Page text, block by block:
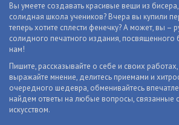
Вы умеете создавать красивые вещи из
солидная школа учеников? Вчера вы купили
теперь хотите сплести фенечку? А может, вы –
солидного печатного издания, посвященного
нам!
Пишите, рассказывайте о себе и своих
выражайте мнение, делитесь приемами и
очередного шедевра, обменивайтесь
найдем ответы на любые вопросы, связанные
искусством.